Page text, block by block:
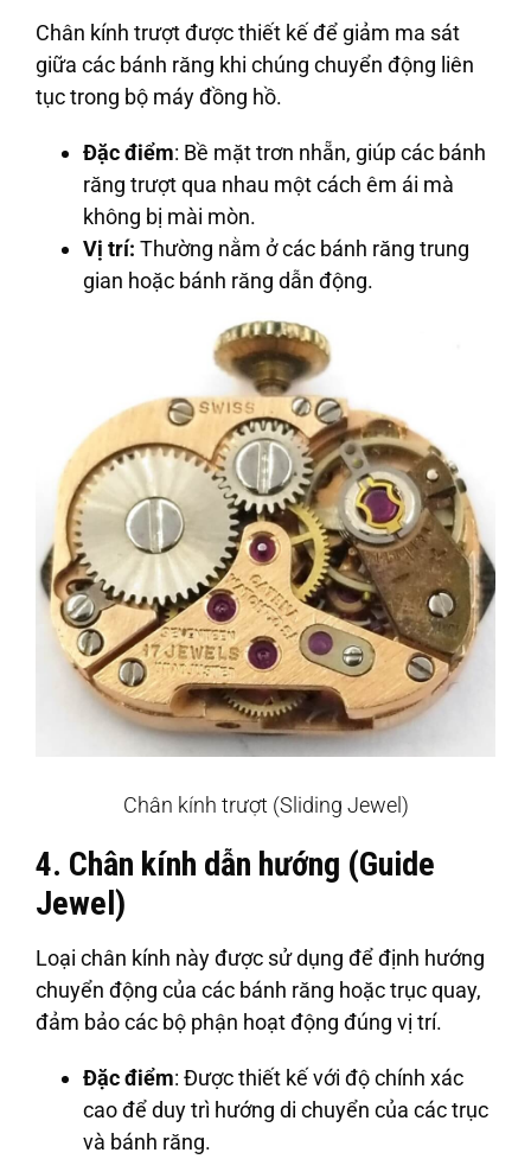
Chân kính trượt được thiết kế để giảm ma sát
giữa các bánh răng khi chúng chuyển động liên
tục trong bộ máy đồng hồ.
Đặc điểm: Bề mặt trơn nhẵn, giúp các bánh
răng trượt qua nhau một cách êm ái mà
không bị mài mòn.
Vị trí: Thường nằm ở các bánh răng trung
gian hoặc bánh răng dẫn động.
Chân kính trượt (Sliding Jewel)
4. Chân kính dẫn hướng (Guide
Jewel)
Loại chân kính này được sử dụng để định hướng
chuyển động của các bánh răng hoặc trục quay,
đảm bảo các bộ phận hoạt động đúng vị trí.
Đặc điểm: Được thiết kế với độ chính xác
cao để duy trì hướng di chuyển của các trục
và bánh răng.